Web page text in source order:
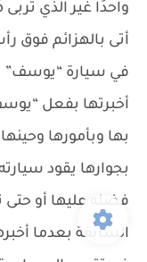
واحدًا غير الذي
أتى بالهزائم فوق
في سيارة “يوسف”
أخبرتها بفعل
بها وبأمورها
بجوارها يقود
فضله عليها أو حتى
السابقة بعدما